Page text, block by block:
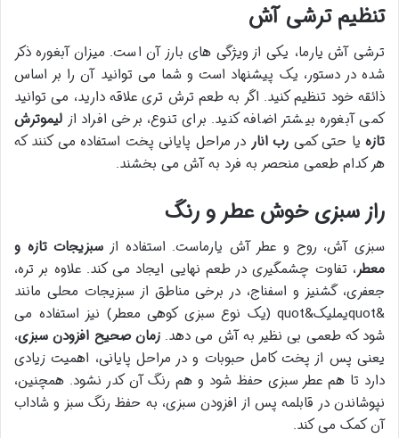
تنظیم ترشی آش
ترشی آش یارما، یکی از ویژگی های بارز آن است. میزان آبغوره ذکر
شده در دستور، یک پیشنهاد است و شما می توانید آن را بر اساس
ذائقه خود تنظیم کنید. اگر به طعم ترش تری علاقه دارید، می توانید
کمی آبغوره بیشتر اضافه کنید. برای تنوع، برخی افراد از لیموترش
تازهیا حتی کمی رب انار در مراحل پایانی پخت استفاده می کنند که
هر کدام طعمی منحصر به فرد به آش می بخشند.
راز سبزی خوش عطر و رنگ
سبزی آش، روح و عطر آش یارماست. استفاده از سبزیجات تازه و
معطر، تفاوت چشمگیری در طعم نهایی ایجاد می کند. علاوه بر تره،
جعفری، گشنیز و اسفناج، در برخی مناطق از سبزیجات محلی مانند
&quotیملیک&quot (یک نوع سبزی کوهی معطر) نیز استفاده می
شود که طعمی بی نظیر به آش می دهد.زمان صحیح افزودن سبزی،
یعنی پس از پخت کامل حبوبات و در مراحل پایانی، اهمیت زیادی
دارد تا هم عطر سبزی حفظ شود و هم رنگ آن کدر نشود. همچنین،
نپوشاندن در قابلمه پس از افزودن سبزی، به حفظ رنگ سبز و شاداب
آن کمک می کند.